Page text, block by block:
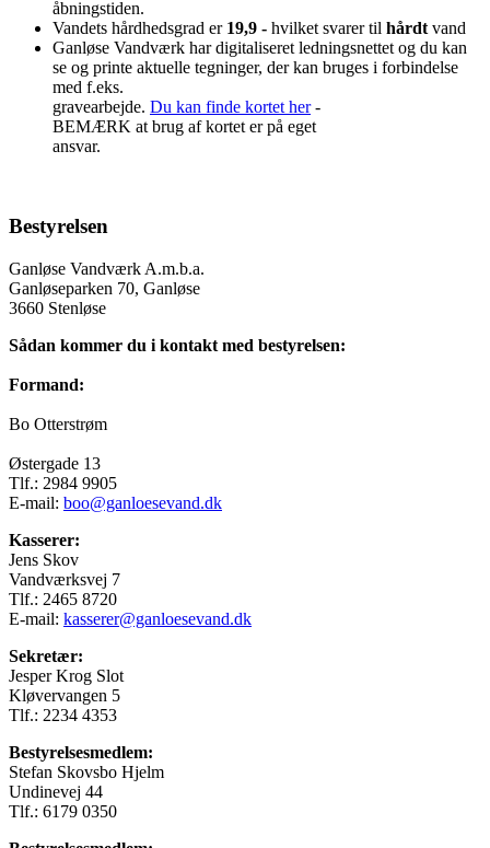
åbningstiden.
Vandets hårdhedsgrad er 19,9 - hvilket svarer til hårdt vand
Ganløse Vandværk har digitaliseret ledningsnettet og du kan
se og printe aktuelle tegninger, der kan bruges i forbindelse
med f.eks.
gravearbejde. Du kan finde kortet her-
BEMÆRK at brug af kortet er på eget
ansvar.
Bestyrelsen
Ganløse Vandværk A.m.b.a.
Ganløseparken 70, Ganløse
3660 Stenløse
Sådan kommer du i kontakt med bestyrelsen:
Formand:
Bo Otterstrøm
Østergade 13
Tlf.: 2984 9905
E-mail: boo@ganloesevand.dk
Kasserer:
Jens Skov
Vandværksvej 7
Tlf.: 2465 8720
E-mail: kasserer@ganloesevand.dk
Sekretær:
Jesper Krog Slot
Kløvervangen 5
Tlf.: 2234 4353
Bestyrelsesmedlem:
Stefan Skovsbo Hjelm
Undinevej 44
Tlf.: 6179 0350